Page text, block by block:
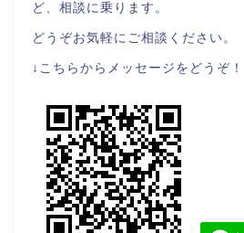
ど、相談に乗ります。
どうぞお気軽にご相談ください。
↓こちらからメッセージをどうぞ！